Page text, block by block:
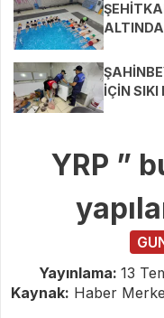
İÇİN SIKI
YRP ”
Yayınlama: 13
Kaynak: Haber